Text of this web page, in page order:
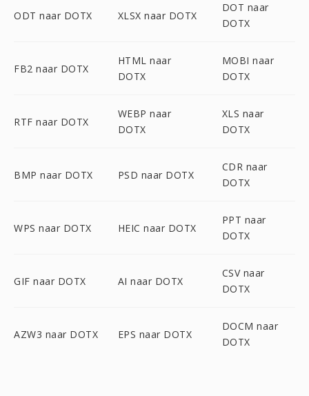
ODT naar DOTX XLSX naar DOTX
DOT naar
DOTX
FB2 naar DOTX
HTML naar
DOTX
MOBI naar
DOTX
RTF naar DOTX
WEBP naar
DOTX
XLS naar
DOTX
BMP naar DOTX PSD naar DOTX
CDR naar
DOTX
WPS naar DOTX HEIC naar DOTX
PPT naar
DOTX
GIF naar DOTX AI naar DOTX
CSV naar
DOTX
AZW3 naar DOTX EPS naar DOTX
DOCM naar
DOTX